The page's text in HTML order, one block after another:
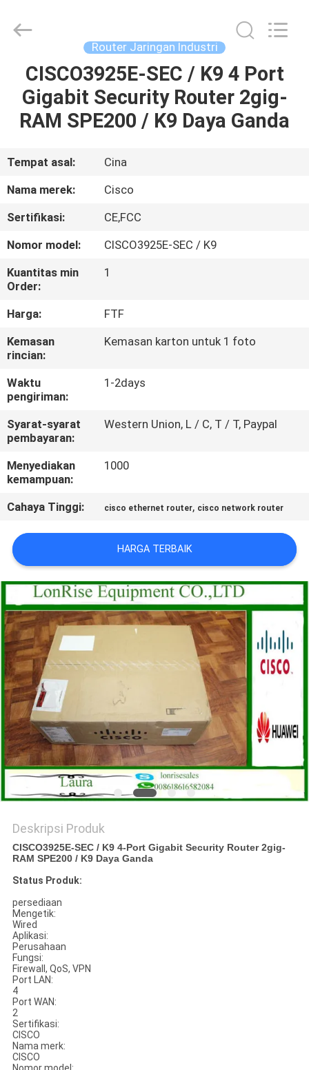
RUMAH
PRODUK
VIDEO
KAMI
TUR
PABRIK
KONTROL
KUALITAS
HUBUNGI
KAMI
BERITA
KASUS-
KASUS
SITEMAP
KEBIJAKAN
PRIVASI
Ltd..
Router Jaringan Industri
CISCO3925E-SEC / K9 4 Port
Gigabit Security Router 2gig-
RAM SPE200 / K9 Daya Ganda
Tempat asal:
Cina
Nama merek:
Cisco
Sertifikasi:
CE,FCC
Nomor model:
CISCO3925E-SEC / K9
Kuantitas min
Order:
1
Harga:
FTF
Kemasan
rincian:
Kemasan karton untuk 1 foto
Waktu
pengiriman:
1-2days
Syarat-syarat
pembayaran:
Western Union, L / C, T / T, Paypal
Menyediakan
kemampuan:
1000
Cahaya Tinggi: cisco ethernet router, cisco network router
HARGA TERBAIK
Deskripsi Produk
CISCO3925E-SEC / K9 4-Port Gigabit Security Router 2gig-
RAM SPE200 / K9 Daya Ganda
Status Produk:
persediaan
Mengetik:
Wired
Aplikasi:
Perusahaan
Fungsi:
Firewall, QoS, VPN
Port LAN:
4
Port WAN:
2
Sertifikasi:
CISCO
Nama merk:
CISCO